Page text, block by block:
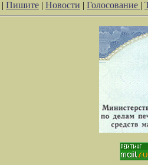
| Пишите | Новости | Голосование |